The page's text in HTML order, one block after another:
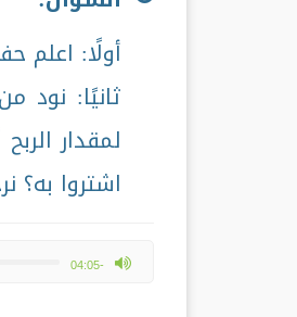
أولًا: اعلم
ثانيًا: نود
لمقدار
اشتروا به؟
-04:05
max volume